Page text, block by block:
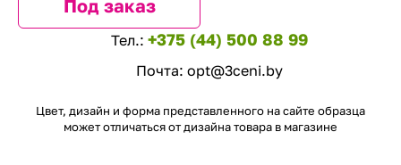
Под заказ
Тел.: +375 (44) 500 88 99
Почта: opt@3ceni.by
Цвет, дизайн и форма представленного на сайте образца
может отличаться от дизайна товара в магазине